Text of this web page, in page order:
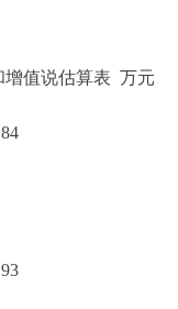
增值说估算表 万元
84
93